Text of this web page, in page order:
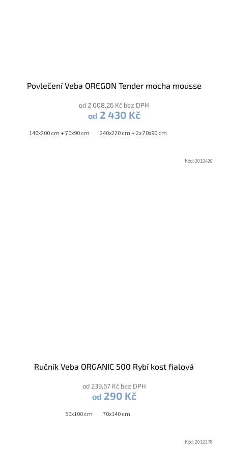
Povlečení Veba OREGON Tender mocha mousse
od 2 008,26 Kč bez DPH
od 2 430 Kč
140x200 cm + 70x90 cm 240x220 cm + 2x 70x90 cm
Ručník Veba ORGANIC 500 Rybí kost fialová
od 239,67 Kč bez DPH
od 290 Kč
50x100 cm 70x140 cm
Kód:2012420
Kód:2012278